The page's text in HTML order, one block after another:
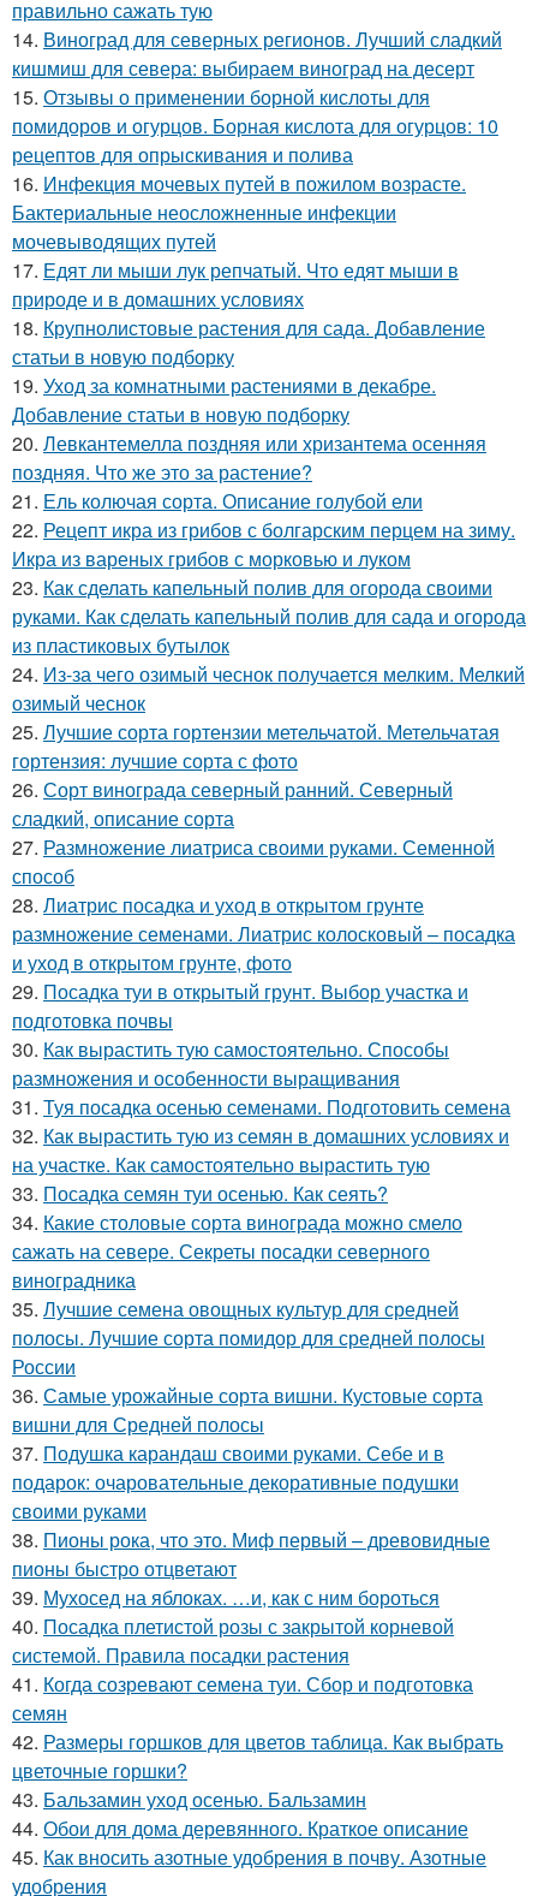
правильно сажать тую
14. Виноград для северных регионов. Лучший сладкий
кишмиш для севера: выбираем виноград на десерт
15. Отзывы о применении борной кислоты для
помидоров и огурцов. Борная кислота для огурцов: 10
рецептов для опрыскивания и полива
16. Инфекция мочевых путей в пожилом возрасте.
Бактериальные неосложненные инфекции
мочевыводящих путей
17. Едят ли мыши лук репчатый. Что едят мыши в
природе и в домашних условиях
18. Крупнолистовые растения для сада. Добавление
статьи в новую подборку
19. Уход за комнатными растениями в декабре.
Добавление статьи в новую подборку
20. Левкантемелла поздняя или хризантема осенняя
поздняя. Что же это за растение?
21. Ель колючая сорта. Описание голубой ели
22. Рецепт икра из грибов с болгарским перцем на зиму.
Икра из вареных грибов с морковью и луком
23. Как сделать капельный полив для огорода своими
руками. Как сделать капельный полив для сада и огорода
из пластиковых бутылок
24. Из-за чего озимый чеснок получается мелким. Мелкий
озимый чеснок
25. Лучшие сорта гортензии метельчатой. Метельчатая
гортензия: лучшие сорта с фото
26. Сорт винограда северный ранний. Северный
сладкий, описание сорта
27. Размножение лиатриса своими руками. Семенной
способ
28. Лиатрис посадка и уход в открытом грунте
размножение семенами. Лиатрис колосковый – посадка
и уход в открытом грунте, фото
29. Посадка туи в открытый грунт. Выбор участка и
подготовка почвы
30. Как вырастить тую самостоятельно. Способы
размножения и особенности выращивания
31. Туя посадка осенью семенами. Подготовить семена
32. Как вырастить тую из семян в домашних условиях и
на участке. Как самостоятельно вырастить тую
33. Посадка семян туи осенью. Как сеять?
34. Какие столовые сорта винограда можно смело
сажать на севере. Секреты посадки северного
виноградника
35. Лучшие семена овощных культур для средней
полосы. Лучшие сорта помидор для средней полосы
России
36. Самые урожайные сорта вишни. Кустовые сорта
вишни для Средней полосы
37. Подушка карандаш своими руками. Себе и в
подарок: очаровательные декоративные подушки
своими руками
38. Пионы рока, что это. Миф первый – древовидные
пионы быстро отцветают
39. Мухосед на яблоках. …и, как с ним бороться
40. Посадка плетистой розы с закрытой корневой
системой. Правила посадки растения
41. Когда созревают семена туи. Сбор и подготовка
семян
42. Размеры горшков для цветов таблица. Как выбрать
цветочные горшки?
43. Бальзамин уход осенью. Бальзамин
44. Обои для дома деревянного. Краткое описание
45. Как вносить азотные удобрения в почву. Азотные
удобрения